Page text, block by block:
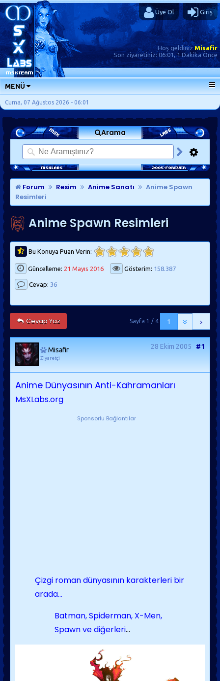
Üye Ol Giriş
Hoş geldinizMisafir
Son ziyaretiniz: 06:01, 1 Dakika Önce
MENÜ
ANA SAYFA
FORUMLAR
SORU-CEVAP
GÜNLÜKLER
SON MESAJLAR
KISAYOLLAR
Cuma, 07 Ağustos 2026 - 06:01
Arama
Forum Resim Anime Sanatı
Anime Spawn
Resimleri
Anime Spawn Resimleri
Bu Konuya Puan Verin:
Güncelleme: 21 Mayıs 2016 Gösterim: 158.387
Cevap: 36
Cevap Yaz 1
Sayfa 1 / 4
Misafir
Ziyaretçi
28 Ekim 2005 #1
Anime Dünyasının Anti-Kahramanları
MsXLabs.org
Sponsorlu Bağlantılar
Çizgi roman dünyasının karakterleri bir
arada...
Batman, Spiderman, X-Men,
Spawn ve diğerleri...